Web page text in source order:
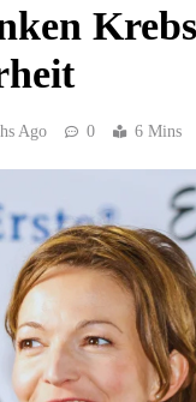
Ago 0 6 Mins